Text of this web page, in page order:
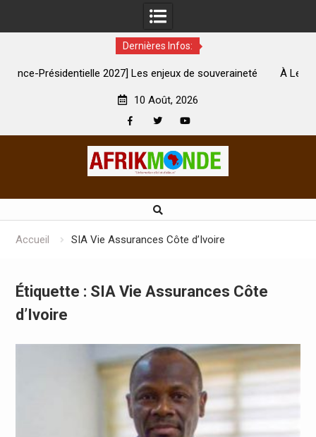
Dernières Infos:
Les enjeux de souveraineté
À Lens, la femme qui avait
10 Août, 2026
Accueil SIA Vie Assurances Côte d’Ivoire
Étiquette : SIA Vie Assurances Côte
d’Ivoire